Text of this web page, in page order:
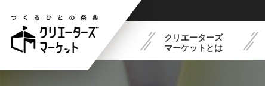
クリエーターズ
マーケットとは